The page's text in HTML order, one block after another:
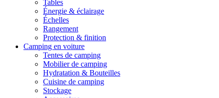
Tables
Énergie & éclairage
Échelles
Rangement
Protection & finition
Camping en voiture
Tentes de camping
Mobilier de camping
Hydratation & Bouteilles
Cuisine de camping
Stockage